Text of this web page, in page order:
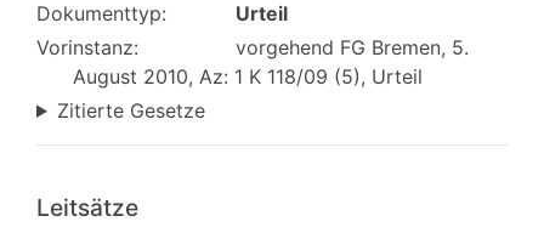
Dokumenttyp:
Urteil
Vorinstanz:
vorgehend FG Bremen, 5.
August 2010, Az: 1 K 118/09 (5), Urteil
Zitierte Gesetze
Leitsätze